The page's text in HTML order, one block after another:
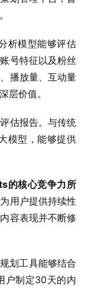
模型能够评估
号特征以及粉丝
播放量、互动量
层价值。
估报告。与传统
模型，能够提供
核心竞争力所
用户提供持续性
容表现并不断修
划工具能够结合
户制定30天的内
的数据情况和平